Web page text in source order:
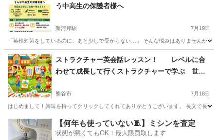
う中高生の保護者様へ
新河岸駅 7月19日
「英検対策をしているのに、あと少しで受からない…」 そんな悩みはありませんか
埼玉 ふじみ野市 新河岸駅 英語 ライティング
ストラクチャー英会話レッスン！ レベルに合
わせて成長して行くストラクチャーで学ぶ 世界
熊谷市 7月18日
はじめまして！興味を持ってクリックしてくれてありがとうございます。 長文で長
埼玉 熊谷市 英語 富山 富山市 英語 ネイティブ
【何年も使っていない🧵】ミシンを査定
状態が悪くてもOK！最大限買取します